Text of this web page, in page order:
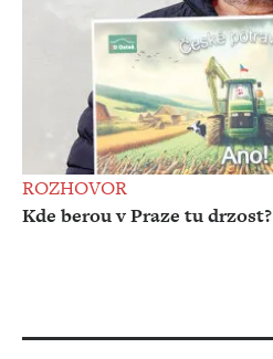
ROZHOVOR
Kde berou v Praze tu drzost?